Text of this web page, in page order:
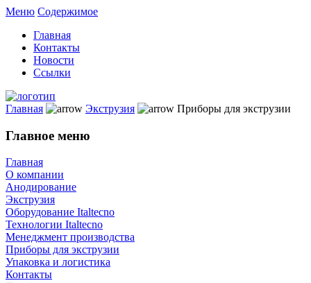
Меню Содержимое
Главная
Контакты
Новости
Ссылки
Главная Экструзия Приборы для экструзии
Главное меню
Главная
О компании
Анодирование
Экструзия
Оборудование Italtecno
Технологии Italtecno
Менеджмент производства
Приборы для экструзии
Упаковка и логистика
Контакты